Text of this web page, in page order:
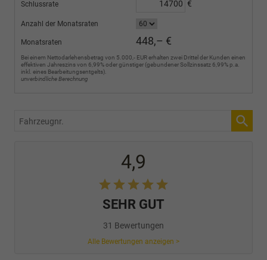
Schlussrate €
Anzahl der Monatsraten
Monatsraten 448,– €
Bei einem Nettodarlehensbetrag von 5.000,- EUR erhalten zwei Drittel der Kunden einen
effektiven Jahreszins von 6,99% oder günstiger (gebundener Sollzinssatz 6,99% p.a.
inkl. eines Bearbeitungsentgelts).
unverbindliche Berechnung
Fahrzeugnr.
4,9
SEHR GUT
31 Bewertungen
Alle Bewertungen anzeigen >